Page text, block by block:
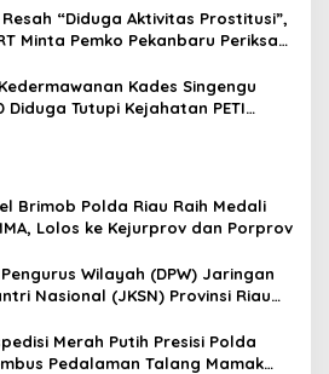
“Diduga Aktivitas Prostitusi”,
Minta Pemko Pekanbaru Periksa
Datuk
Kades Singengu
Diduga Tutupi Kejahatan PETI
Brimob Polda Riau Raih Medali
Lolos ke Kejurprov dan Porprov
Wilayah (DPW) Jaringan
Nasional (JKSN) Provinsi Riau
ke Badan Kesatuan Bangsa dan
Provinsi Riau
Merah Putih Presisi Polda
Pedalaman Talang Mamak